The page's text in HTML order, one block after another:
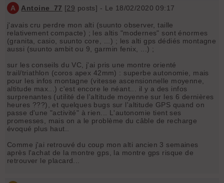
A Antoine_77 [29 posts] - Le 18/02/2020 09:17
j'avais cru perdre mon alti (suunto observer, taille
relativement compacte) ; les altis "modernes" sont énormes
(granita, casio, suunto core, ...) ; les alti gps dédiés montagne
aussi (suunto ambit ou 9, garmin fenix, ...) ;
sur les conseils du VC, j'ai pris une montre orienté
trail/triathlon (coros apex 42mm) : superbe autonomie, mais
pour les infos montagne (vitesse ascensionnelle moyenne,
altitude max...) c'est encore le néant... il y a des infos
surprenantes (utilité de l'altitude moyenne sur les 6 dernières
heures ???), et quelques bugs sur l'altitude GPS quand on
passe d'une "activité" à rien... L'autonomie tient ses
promesses, mais on a le problème du câble de recharge
évoqué plus haut..
Comme j'ai retrouvé du coup mon alti ancien 3 semaines
après l'achat de la montre gps, la montre gps risque de
retrouver le placard...